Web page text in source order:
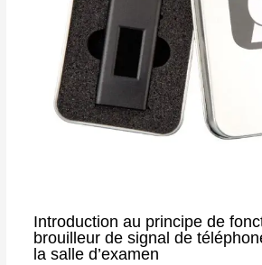
Introduction au principe de
brouilleur de signal de
la salle d’examen